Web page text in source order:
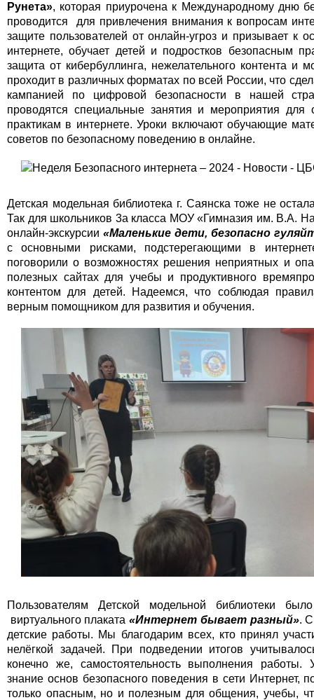
Рунета», которая приурочена к Международному дню
проводится для привлечения внимания к вопросам
защите пользователей от онлайн-угроз и призывает к
интернете, обучает детей и подростков безопасным
защита от кибербуллинга, нежелательного контента и
проходит в различных форматах по всей России, что
кампанией по цифровой безопасности в нашей
проводятся специальные занятия и мероприятия для
практикам в интернете. Уроки включают обучающие
советов по безопасному поведению в онлайне.
Детская модельная библиотека г. Саянска тоже не
Так для школьников 3а класса МОУ «Гимназия им.
онлайн-экскурсии«Маленькие дети, безопасно
с основными рисками, подстерегающими в
поговорили о возможностях решения неприятных и
полезных сайтах для учебы и продуктивного
контентом для детей. Надеемся, что соблюдая
верным помощником для развития и обучения.
Пользователям Детской модельной библиотеки
виртуального плаката«Интернет бывает разный». С
детские работы. Мы благодарим всех, кто принял
нелёгкой задачей. При подведении итогов
конечно же, самостоятельность выполнения работы.
знание основ безопасного поведения в сети Интернет,
только опасным, но и полезным для общения, учебы,